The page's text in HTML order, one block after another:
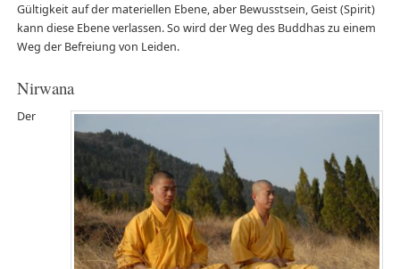
Gültigkeit auf der materiellen Ebene, aber Bewusstsein, Geist (Spirit)
kann diese Ebene verlassen. So wird der Weg des Buddhas zu einem
Weg der Befreiung von Leiden.
Nirwana
Der